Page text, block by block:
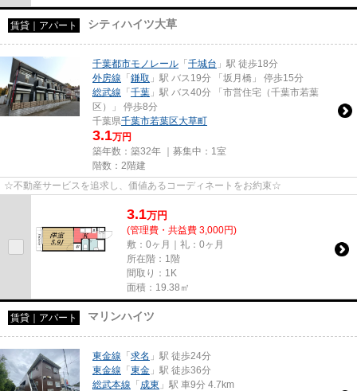
賃貸｜アパート シティハイツ大草
千葉都市モノレール 「千城台 」駅 徒歩18分
外房線 「鎌取 」駅 バス19分 「坂月橋」 停歩15分
総武線 「千葉 」駅 バス40分 「市営住宅（千葉市若葉
区）」 停歩8分
千葉県千葉市若葉区大草町
3.1万円
築年数：築32年 ｜募集中： 1室
階数：2階建
☆不動産サービスを追求し、価値あるコーディネートをお約束☆
3.1万円
(管理費・共益費 3,000円)
敷：0ヶ月｜礼：0ヶ月
所在階：1階
間取り：1K
面積：19.38㎡
賃貸｜アパート マリンハイツ
東金線 「求名 」駅 徒歩24分
東金線 「東金 」駅 徒歩36分
総武本線 「成東 」駅 車9分 4.7km